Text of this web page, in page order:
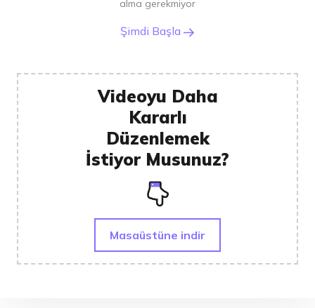
alma gerekmiyor
Şimdi Başla
Videoyu Daha
Kararlı
Düzenlemek
İstiyor Musunuz?
Masaüstüne indir